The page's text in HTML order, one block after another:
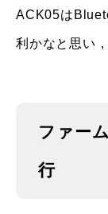
ACK05は
利かなと思い
ファー
行